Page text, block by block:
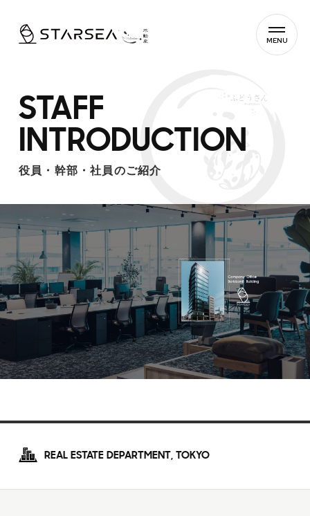
MENU
STAFF
INTRODUCTION
役員・幹部・社員のご紹介
REAL ESTATE DEPARTMENT, TOKYO